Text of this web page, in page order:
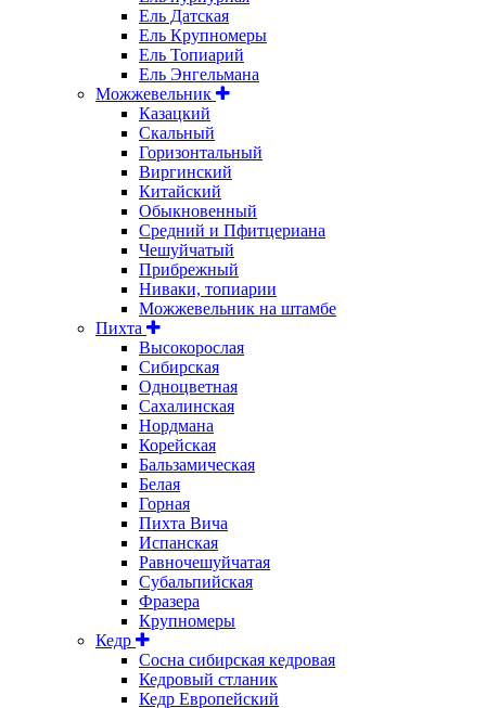
Ель Датская
Ель Крупномеры
Ель Топиарий
Ель Энгельмана
Можжевельник
Казацкий
Скальный
Горизонтальный
Виргинский
Китайский
Обыкновенный
Средний и Пфитцериана
Чешуйчатый
Прибрежный
Ниваки, топиарии
Можжевельник на штамбе
Пихта
Высокорослая
Сибирская
Одноцветная
Сахалинская
Нордмана
Корейская
Бальзамическая
Белая
Горная
Пихта Вича
Испанская
Равночешуйчатая
Субальпийская
Фразера
Крупномеры
Кедр
Сосна сибирская кедровая
Кедровый стланик
Кедр Европейский